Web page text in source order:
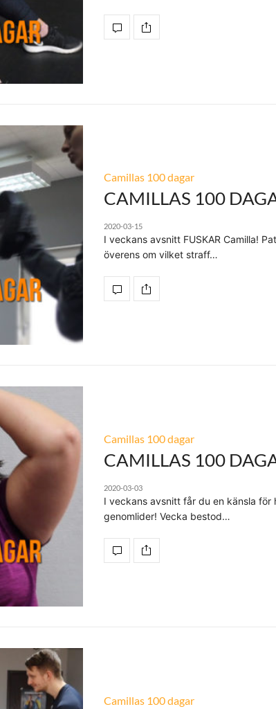
Camillas 100 dagar
CAMILLAS 100
2020-03-15
I veckans avsnitt FUSKAR Camilla!
överens om vilket straff…
Camillas 100 dagar
CAMILLAS 100
2020-03-03
I veckans avsnitt får du en känsla för
genomlider! Vecka bestod…
Camillas 100 dagar